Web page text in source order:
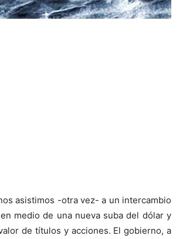
asistimos -otra vez- a un intercambio
medio de una nueva suba del dólar y
de títulos y acciones. El gobierno, a